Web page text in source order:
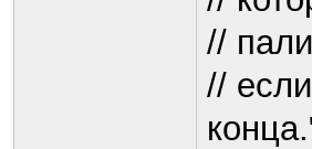
//
//